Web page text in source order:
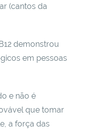
(cantos da
demonstrou
em pessoas
e não é
que tomar
a força das